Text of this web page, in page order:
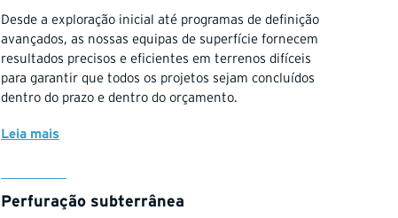
Desde a exploração inicial até programas de definição
avançados, as nossas equipas de superfície fornecem
resultados precisos e eficientes em terrenos difíceis
para garantir que todos os projetos sejam concluídos
dentro do prazo e dentro do orçamento.
Leia mais
Perfuração subterrânea